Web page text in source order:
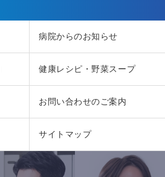
病院からのお知らせ
健康レシピ・野菜スープ
お問い合わせのご案内
サイトマップ